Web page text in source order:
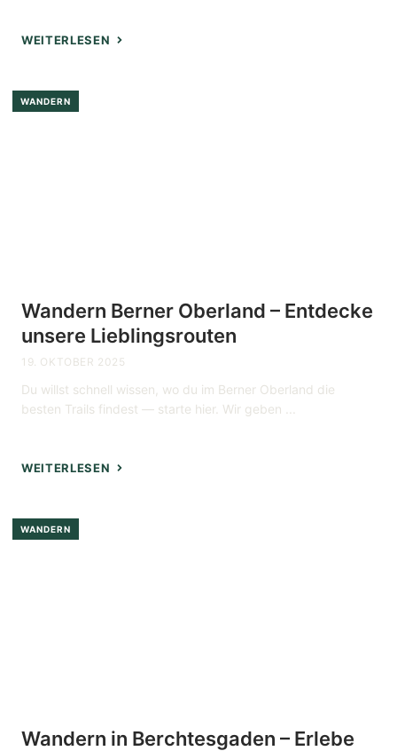
WEITERLESEN
WANDERN
Wandern Berner Oberland – Entdecke
unsere Lieblingsrouten
19. OKTOBER 2025
Du willst schnell wissen, wo du im Berner Oberland die
besten Trails findest — starte hier. Wir geben ...
WEITERLESEN
WANDERN
Wandern in Berchtesgaden – Erlebe